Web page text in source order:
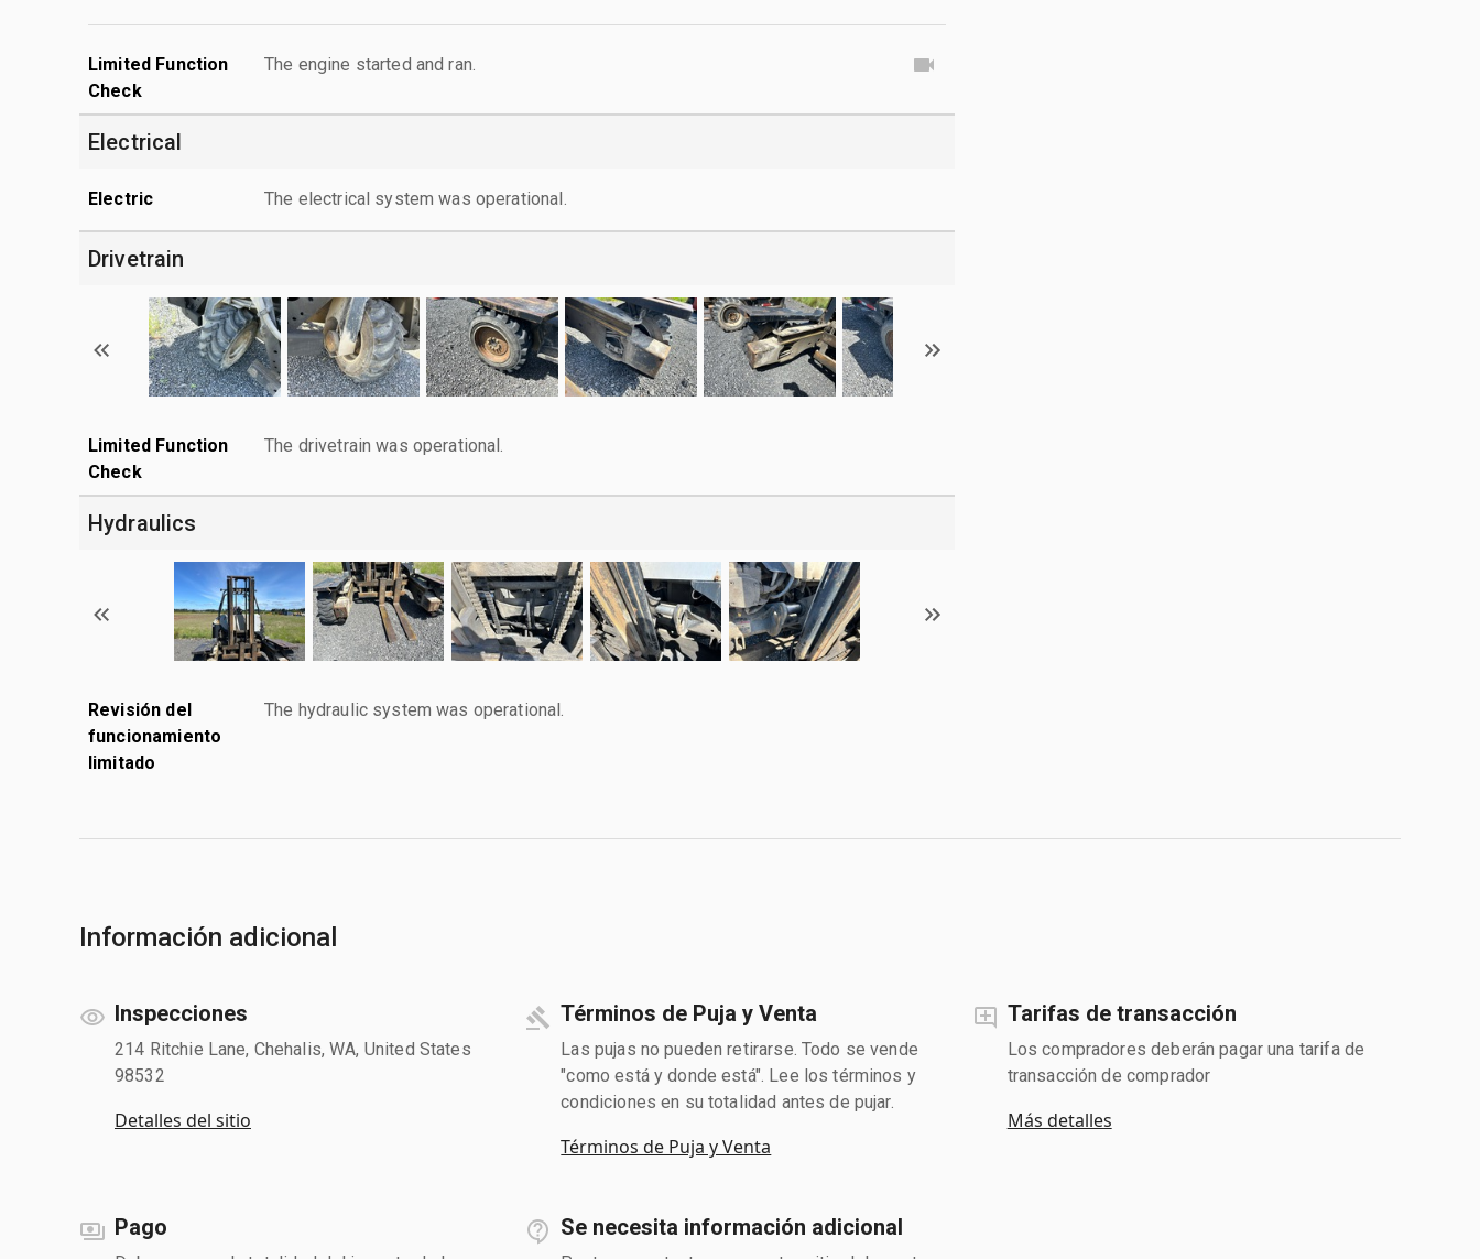
Limited Function
Check
The engine started and ran.
Electrical
Electric The electrical system was operational.
Drivetrain
Limited Function
Check
The drivetrain was operational.
Hydraulics
Revisión del
funcionamiento
limitado
The hydraulic system was operational.
Información adicional
Inspecciones
214 Ritchie Lane, Chehalis, WA, United States
98532
Detalles del sitio
Términos de Puja y Venta
Las pujas no pueden retirarse. Todo se vende
"como está y donde está". Lee los términos y
condiciones en su totalidad antes de pujar.
Términos de Puja y Venta
Tarifas de transacción
Los compradores deberán pagar una tarifa de
transacción de comprador
Más detalles
Pago Se necesita información adicional